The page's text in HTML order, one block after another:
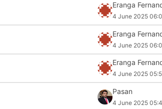
Eranga
4 June 2025
Eranga
4 June 2025
Eranga
4 June 2025
Pasan
4 June 2025